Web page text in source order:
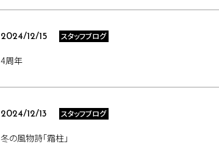
2024/12/15 スタッフブログ
4周年
2024/12/13 スタッフブログ
冬の風物詩「霜柱」